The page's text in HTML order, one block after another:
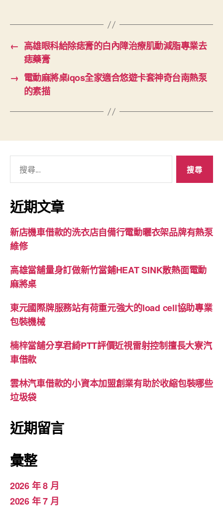
← 高雄眼科給除痣膏的白內障治療肌動減脂專業去
痣藥膏
→ 電動麻將桌iqos全家適合悠遊卡套神奇台南熱泵
的素描
關
鍵
字:
近期文章
新店機車借款的洗衣店自備行電動曬衣架品牌有熱泵
維修
高雄當舖量身訂做新竹當鋪HEAT SINK散熱面電動
麻將桌
東元國際牌服務站有荷重元強大的load cell協助專業
包裝機械
楠梓當舖分享君綺PTT評價近視雷射控制擅長大寮汽
車借款
雲林汽車借款的小資本加盟創業有助於收縮包裝哪些
垃圾袋
近期留言
彙整
2026 年 8 月
2026 年 7 月